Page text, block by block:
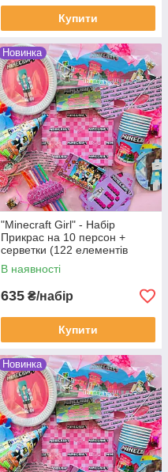
Купити
Новинка
"Minecraft Girl" - Набір
Прикрас на 10 персон +
серветки (122 елементів
декора)
В наявності
635 ₴/набір
Купити
Новинка